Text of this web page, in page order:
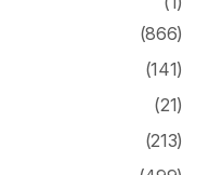
(866)
(141)
(21)
(213)